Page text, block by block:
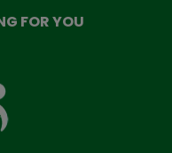
FOR YOU